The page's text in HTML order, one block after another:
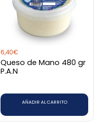
6,40€
Queso de Mano 480 gr
P.A.N
AÑADIR AL CARRITO